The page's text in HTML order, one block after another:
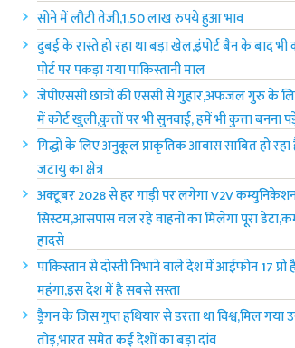
सोने में लौटी तेजी,1.50 लाख रुपये हुआ भाव
दुबई के रास्ते हो रहा था बड़ा खेल,इंपोर्ट बैन के बाद भी
पोर्ट पर पकड़ा गया पाकिस्तानी माल
जेपीएससी छात्रों की एससी से गुहार,अफजल गुरु के
में कोर्ट खुली,कुत्तों पर भी सुनवाई, हमें भी कुत्ता बनना
गिद्धों के लिए अनुकूल प्राकृतिक आवास साबित हो रहा
जटायु का क्षेत्र
अक्टूबर 2028 से हर गाड़ी पर लगेगा V2V
सिस्टम,आसपास चल रहे वाहनों का मिलेगा पूरा
हादसे
पाकिस्तान से दोस्ती निभाने वाले देश में आईफोन 17
महंगा,इस देश में है सबसे सस्ता
ड्रैगन के जिस गुप्त हथियार से डरता था विश्व,मिल गया
तोड़,भारत समेत कई देशों का बड़ा दांव